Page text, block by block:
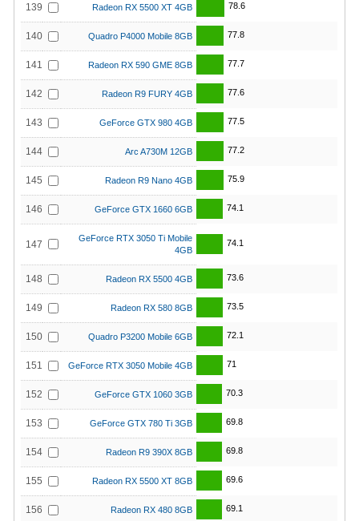
139 Radeon RX 5500 XT 4GB 78.6
140 Quadro P4000 Mobile 8GB 77.8
141 Radeon RX 590 GME 8GB 77.7
142 Radeon R9 FURY 4GB 77.6
143 GeForce GTX 980 4GB 77.5
144 Arc A730M 12GB 77.2
145 Radeon R9 Nano 4GB 75.9
146 GeForce GTX 1660 6GB 74.1
147
GeForce RTX 3050 Ti Mobile
4GB
74.1
148 Radeon RX 5500 4GB 73.6
149 Radeon RX 580 8GB 73.5
150 Quadro P3200 Mobile 6GB 72.1
151 GeForce RTX 3050 Mobile 4GB 71
152 GeForce GTX 1060 3GB 70.3
153 GeForce GTX 780 Ti 3GB 69.8
154 Radeon R9 390X 8GB 69.8
155 Radeon RX 5500 XT 8GB 69.6
156 Radeon RX 480 8GB 69.1